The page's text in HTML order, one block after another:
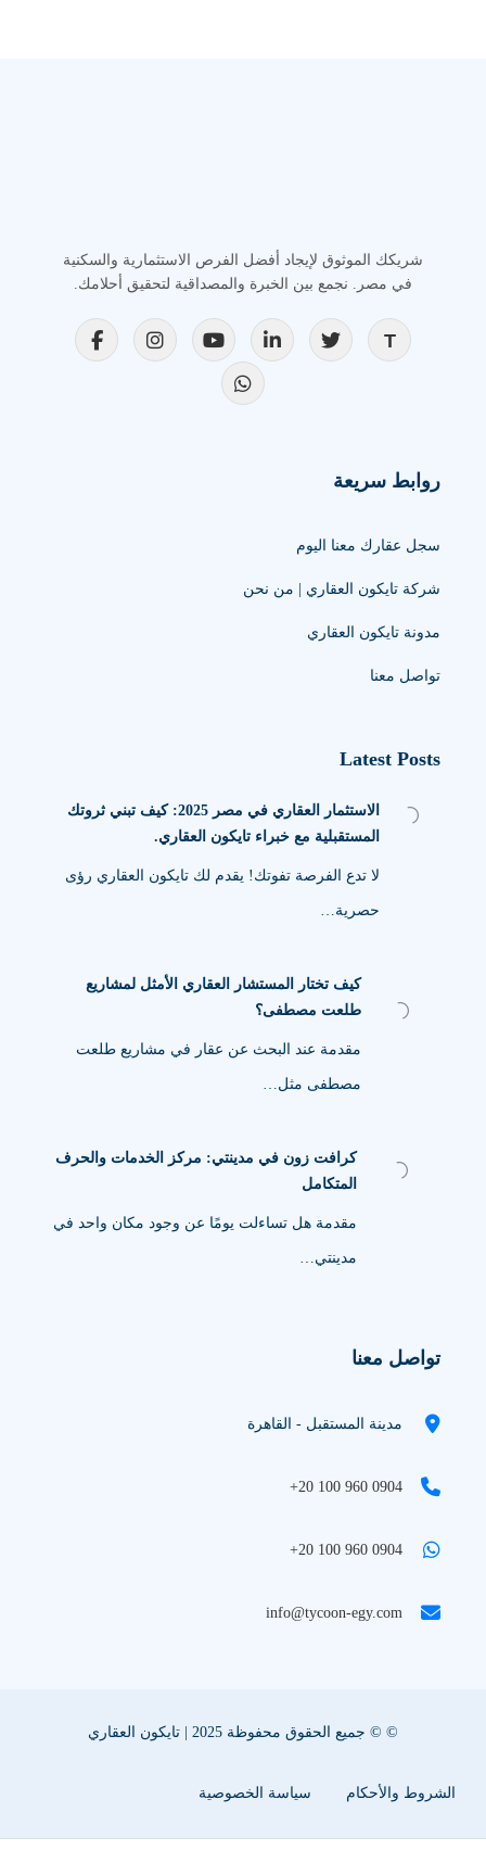
شريكك الموثوق لإيجاد أفضل الفرص الاستثمارية والسكنية
في مصر. نجمع بين الخبرة والمصداقية لتحقيق أحلامك.
روابط سريعة
سجل عقارك معنا اليوم
شركة تايكون العقاري | من نحن
مدونة تايكون العقاري
تواصل معنا
Latest Posts
الاستثمار العقاري في مصر 2025: كيف تبني ثروتك
المستقبلية مع خبراء تايكون العقاري.
لا تدع الفرصة تفوتك! يقدم لك تايكون العقاري رؤى
حصرية…
كيف تختار المستشار العقاري الأمثل لمشاريع
طلعت مصطفى؟
مقدمة عند البحث عن عقار في مشاريع طلعت
مصطفى مثل…
كرافت زون في مدينتي: مركز الخدمات والحرف
المتكامل
مقدمة هل تساءلت يومًا عن وجود مكان واحد في
مدينتي…
تواصل معنا
مدينة المستقبل - القاهرة
+20 100 960 0904
+20 100 960 0904
info@tycoon-egy.com
© © جميع الحقوق محفوظة 2025 | تايكون العقاري
الشروط والأحكام سياسة الخصوصية
سياسة ملفات تعريف الإرتباط اعلن عقارك معنا